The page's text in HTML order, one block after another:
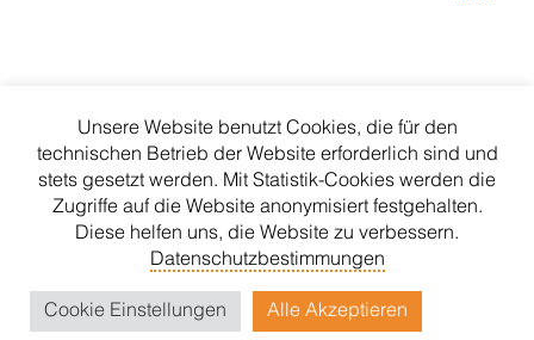
Home
Impressum
Datenschutz
AGB
Versand
Unsere Website benutzt Cookies, die für den
technischen Betrieb der Website erforderlich sind und
stets gesetzt werden. Mit Statistik-Cookies werden die
Zugriffe auf die Website anonymisiert festgehalten.
Diese helfen uns, die Website zu verbessern.
Datenschutzbestimmungen
Cookie Einstellungen Alle Akzeptieren